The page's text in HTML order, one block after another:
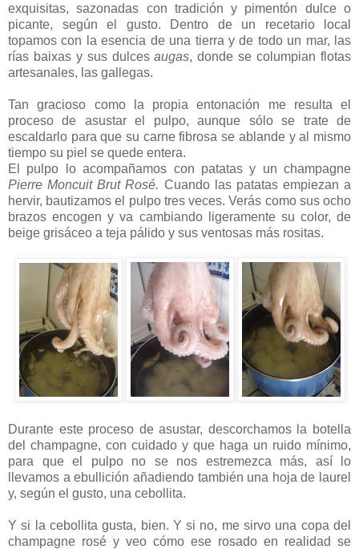
exquisitas, sazonadas con tradición y pimentón dulce o
picante, según el gusto. Dentro de un recetario local
topamos con la esencia de una tierra y de todo un mar, las
rías baixas y sus dulcesaugas, donde se columpian flotas
artesanales, las gallegas.
Tan gracioso como la propia entonación me resulta el
proceso de asustar el pulpo, aunque sólo se trate de
escaldarlo para que su carne fibrosa se ablande y al mismo
tiempo su piel se quede entera.
El pulpo lo acompañamos con patatas y un champagne
Pierre Moncuit Brut Rosé. Cuando las patatas empiezan a
hervir, bautizamos el pulpo tres veces. Verás como sus ocho
brazos encogen y va cambiando ligeramente su color, de
beige grisáceo a teja pálido y sus ventosas más rositas.
Durante este proceso de asustar, descorchamos la botella
del champagne, con cuidado y que haga un ruido mínimo,
para que el pulpo no se nos estremezca más, así lo
llevamos a ebullición añadiendo también una hoja de laurel
y, según el gusto, una cebollita.
Y si la cebollita gusta, bien. Y si no, me sirvo una copa del
champagne rosé y veo cómo ese rosado en realidad se